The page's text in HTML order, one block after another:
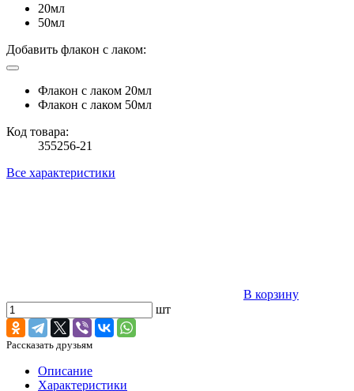
20мл
50мл
Добавить флакон с лаком:
Флакон с лаком 20мл
Флакон с лаком 50мл
Код товара:
355256-21
Все характеристики
В корзину
шт
Рассказать друзьям
Описание
Характеристики